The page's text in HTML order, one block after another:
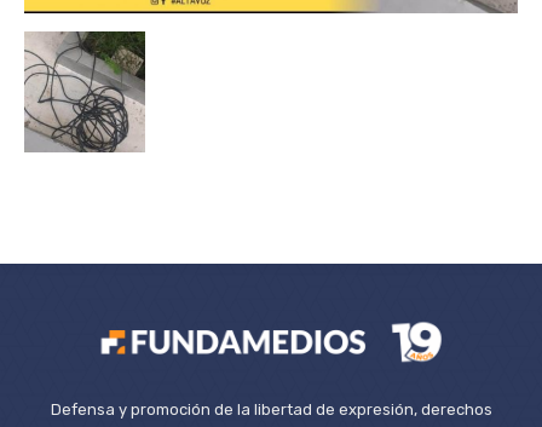
Defensa y promoción de la libertad de expresión, derechos